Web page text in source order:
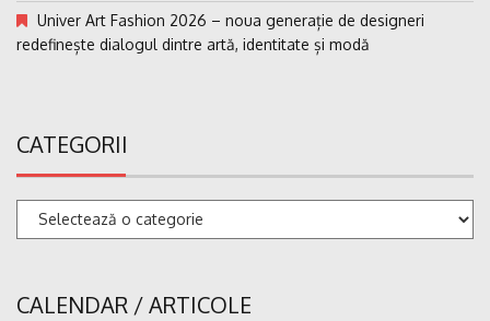
Univer Art Fashion 2026 – noua generație de designeri
redefinește dialogul dintre artă, identitate și modă
CATEGORII
Categorii
CALENDAR / ARTICOLE